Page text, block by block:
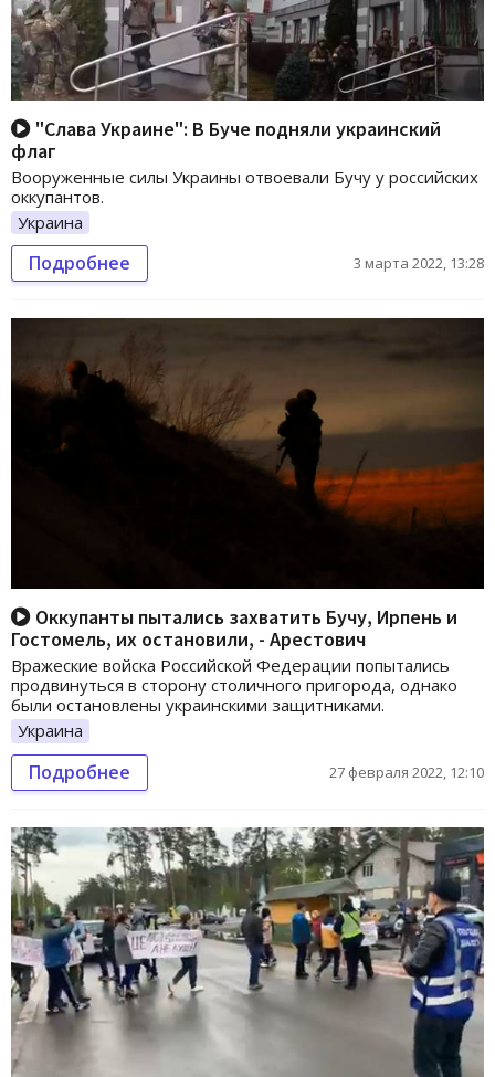
"Слава Украине": В Буче подняли украинский
флаг
Вооруженные силы Украины отвоевали Бучу у российских
оккупантов.
Украина
Подробнее 3 марта 2022, 13:28
Оккупанты пытались захватить Бучу, Ирпень и
Гостомель, их остановили, - Арестович
Вражеские войска Российской Федерации попытались
продвинуться в сторону столичного пригорода, однако
были остановлены украинскими защитниками.
Украина
Подробнее 27 февраля 2022, 12:10